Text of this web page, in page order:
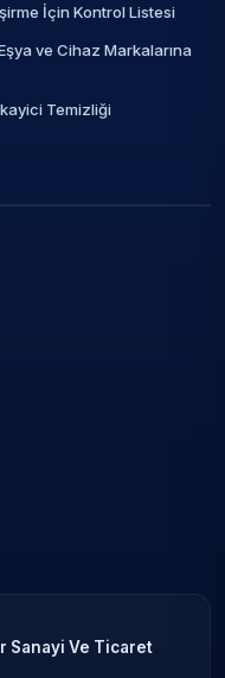
İçin Kontrol Listesi
ve Cihaz Markalarına
Temizliği
Sanayi Ve Ticaret